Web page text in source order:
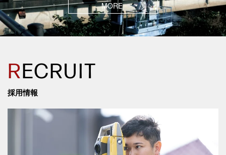
MORE
RECRUIT
採用情報